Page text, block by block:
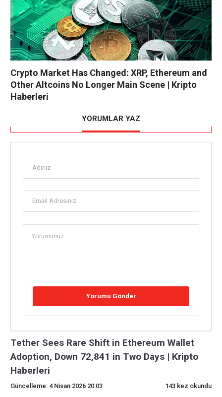
Crypto Market Has Changed: XRP, Ethereum and
Other Altcoins No Longer Main Scene | Kripto
Haberleri
YORUMLAR YAZ
Tether Sees Rare Shift in Ethereum Wallet
Adoption, Down 72,841 in Two Days | Kripto
Haberleri
Güncelleme: 4 Nisan 2026 20:03 143 kez okundu